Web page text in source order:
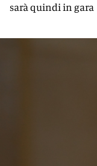
sarà quindi in gara